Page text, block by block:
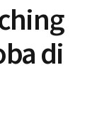
di